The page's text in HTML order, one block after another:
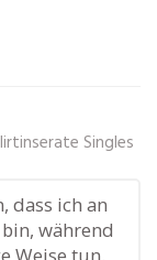
Singles
dass ich an
während